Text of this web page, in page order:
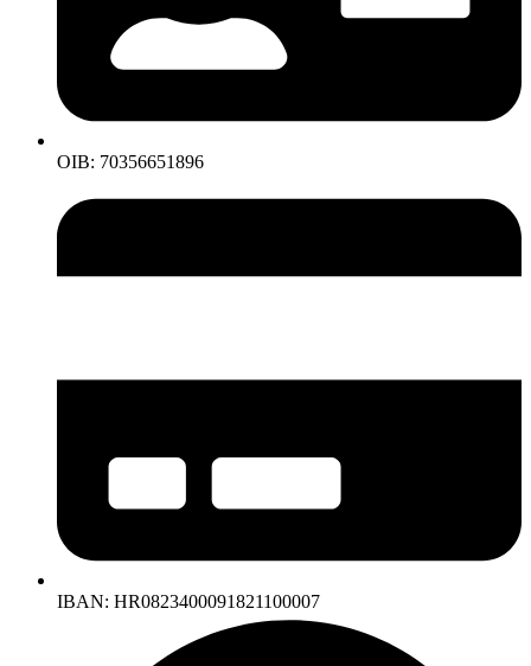
OIB: 70356651896
IBAN: HR0823400091821100007